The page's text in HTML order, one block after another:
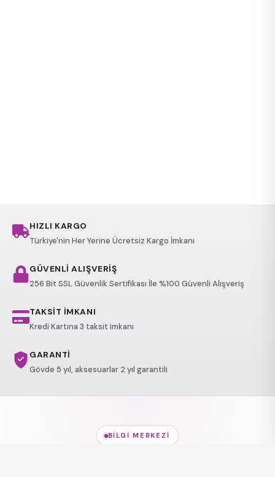
HIZLI KARGO
Türkiye'nin Her Yerine Ücretsiz Kargo İmkanı
GÜVENLİ ALIŞVERİŞ
256 Bit SSL Güvenlik Sertifikası İle %100 Güvenli Alışveriş
TAKSİT İMKANI
Kredi Kartına 3 taksit imkanı
GARANTİ
Gövde 5 yıl, aksesuarlar 2 yıl garantili
BILGI MERKEZI